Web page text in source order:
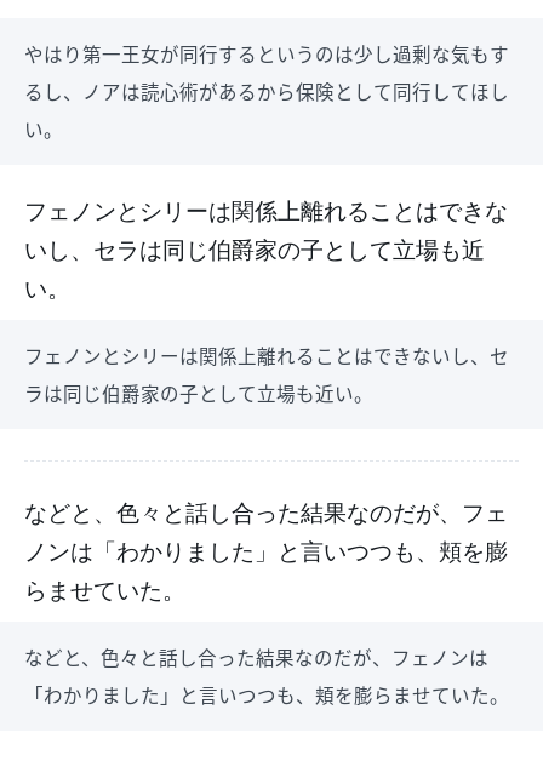
やはり第一王女が同行するというのは少し過剰な気もす
るし、ノアは読心術があるから保険として同行してほし
い。
フェノンとシリーは関係上離れることはできな
いし、セラは同じ伯爵家の子として立場も近
い。
フェノンとシリーは関係上離れることはできないし、セ
ラは同じ伯爵家の子として立場も近い。
などと、色々と話し合った結果なのだが、フェ
ノンは「わかりました」と言いつつも、頬を膨
らませていた。
などと、色々と話し合った結果なのだが、フェノンは
「わかりました」と言いつつも、頬を膨らませていた。